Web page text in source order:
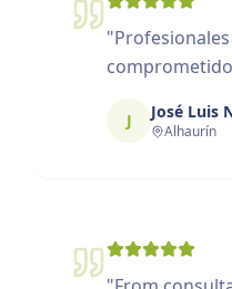
"
J José Luis
Alhaurín